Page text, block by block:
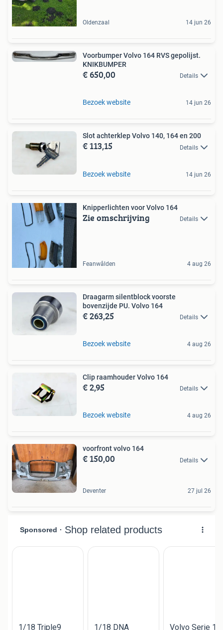
Oldenzaal 14 jun 26
Voorbumper Volvo 164 RVS gepolijst.
KNIKBUMPER
€ 650,00 Details
Bezoek website 14 jun 26
Slot achterklep Volvo 140, 164 en 200
€ 113,15 Details
Bezoek website 14 jun 26
Knipperlichten voor Volvo 164
Zie omschrijving Details
Feanwâlden 4 aug 26
Draagarm silentblock voorste
bovenzijde PU. Volvo 164
€ 263,25 Details
Bezoek website 4 aug 26
Clip raamhouder Volvo 164
€ 2,95 Details
Bezoek website 4 aug 26
voorfront volvo 164
€ 150,00 Details
Deventer 27 jul 26